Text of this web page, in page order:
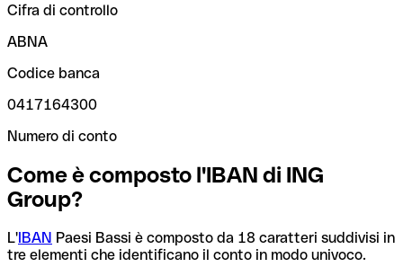
Cifra di controllo
ABNA
Codice banca
0417164300
Numero di conto
Come è composto l'IBAN di ING
Group?
L'IBAN Paesi Bassi è composto da 18 caratteri suddivisi in
tre elementi che identificano il conto in modo univoco.